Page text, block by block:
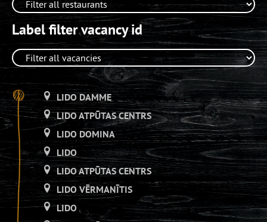
Label filter vacancy id
LIDO DAMME
LIDO ATPŪTAS CENTRS
LIDO DOMINA
LIDO
LIDO ATPŪTAS CENTRS
LIDO VĒRMANĪTIS
LIDO